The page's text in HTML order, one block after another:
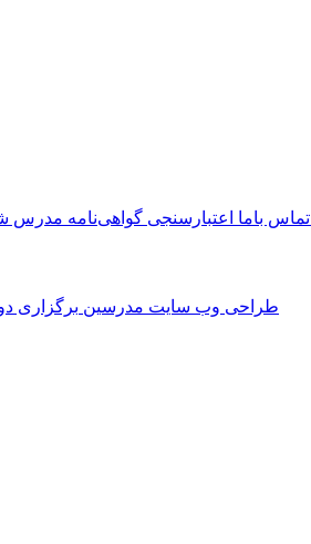
تماس باما اعتبارسنجی گواهی‌نامه مدرس
طراحی وب سایت مدرسین برگزاری